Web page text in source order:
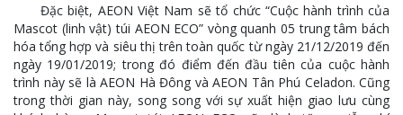
Đặc biệt, AEON Việt Nam sẽ tổ chức “Cuộc hành trình của
Mascot (linh vật) túi AEON ECO” vòng quanh 05 trung tâm bách
hóa tổng hợp và siêu thị trên toàn quốc từ ngày 21/12/2019 đến
ngày 19/01/2019; trong đó điểm đến đầu tiên của cuộc hành
trình này sẽ là AEON Hà Đông và AEON Tân Phú Celadon. Cũng
trong thời gian này, song song với sự xuất hiện giao lưu cùng